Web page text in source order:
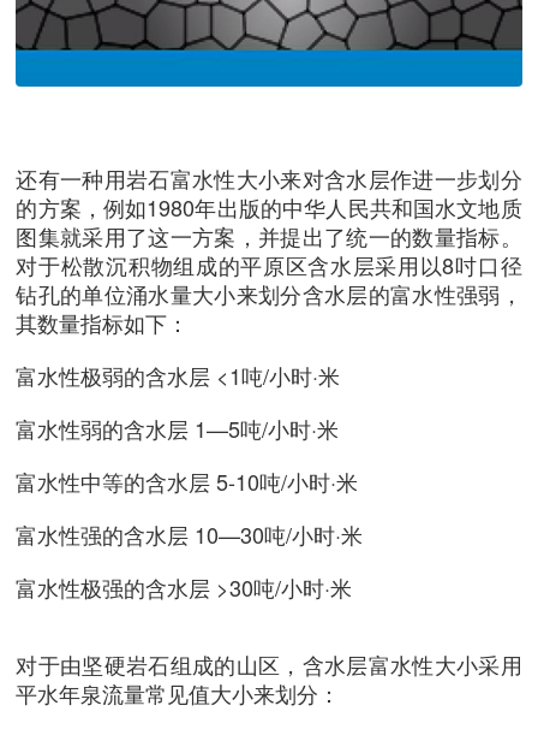
还有一种用岩石富水性大小来对含水层作进一步划分
的方案，例如1980年出版的中华人民共和国水文地质
图集就采用了这一方案，并提出了统一的数量指标。
对于松散沉积物组成的平原区含水层采用以8吋口径
钻孔的单位涌水量大小来划分含水层的富水性强弱，
其数量指标如下：
富水性极弱的含水层 <1吨/小时·米
富水性弱的含水层 1—5吨/小时·米
富水性中等的含水层 5-10吨/小时·米
富水性强的含水层 10—30吨/小时·米
富水性极强的含水层 >30吨/小时·米
对于由坚硬岩石组成的山区，含水层富水性大小采用
平水年泉流量常见值大小来划分：